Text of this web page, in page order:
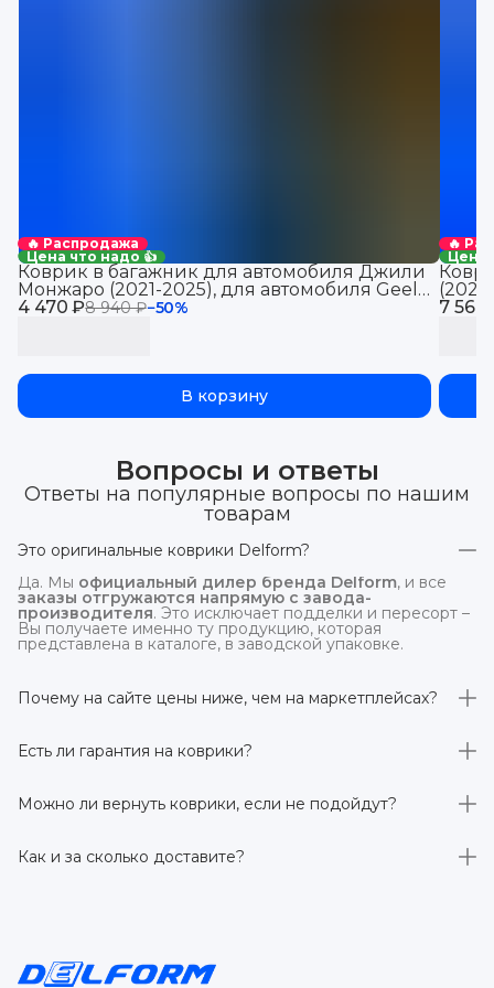
🔥 Распродажа
Цена что надо 👍
4 470 ₽8 940 ₽−50%
Коврик в багажник для автомобиля Джили
Монжаро (2021-2025), для автомобиля Geely
Monjaro, EVA 3D
В корзину
🔥
Цена
7 560
Вопросы и ответы
Ответы на популярные вопросы по нашим
товарам
Это оригинальные коврики Delform?
Да. Мы официальный дилер бренда Delform, и все
заказы отгружаются напрямую с завода-
производителя. Это исключает подделки и пересорт –
Вы получаете именно ту продукцию, которая
представлена в каталоге, в заводской упаковке.
Почему на сайте цены ниже, чем на маркетплейсах?
отгрузка идётнапрямую со склада производителя
без посредников.
Есть ли гарантия на коврики?
производителя 3 года. Если в течение этого срока
обнаружится производственный дефект – заменим
Можно ли вернуть коврики, если не подойдут?
заказанного дистанционно,без объяснения причин –
при условии сохранения товарного вида. Если коврик не
Как и за сколько доставите?